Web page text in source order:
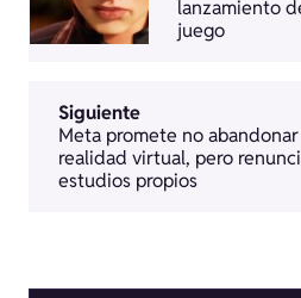
lanzamiento
juego
Siguiente
Meta promete no
realidad virtual, pero
estudios propios